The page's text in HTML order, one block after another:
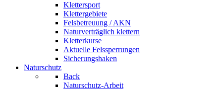
Klettersport
Klettergebiete
Felsbetreuung / AKN
Naturverträglich klettern
Kletterkurse
Aktuelle Felssperrungen
Sicherungshaken
Naturschutz
Back
Naturschutz-Arbeit